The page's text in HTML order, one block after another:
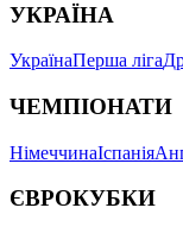
УКРАЇНА
УкраїнаПерша ліга
ЧЕМПІОНАТИ
НімеччинаІспанія
ЄВРОКУБКИ